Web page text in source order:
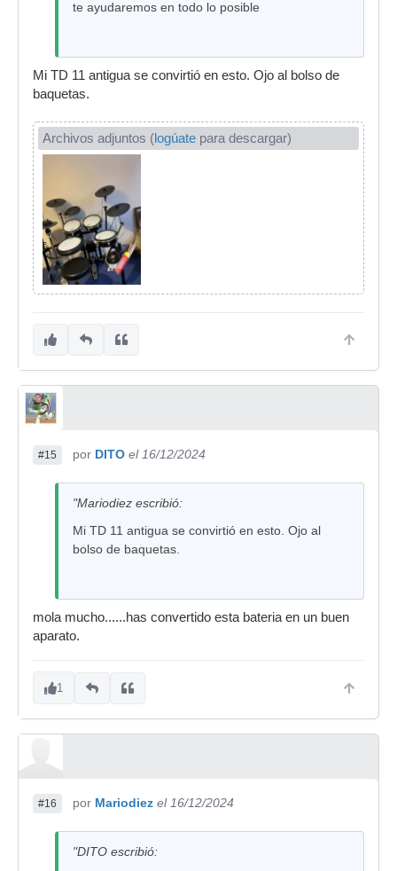
te ayudaremos en todo lo posible
Mi TD 11 antigua se convirtió en esto. Ojo al bolso de
baquetas.
Archivos adjuntos (logúate para descargar)
#15 por DITO el 16/12/2024
"Mariodiez escribió:
Mi TD 11 antigua se convirtió en esto. Ojo al
bolso de baquetas.
mola mucho......has convertido esta bateria en un buen
aparato.
1
#16 por Mariodiez el 16/12/2024
"DITO escribió: